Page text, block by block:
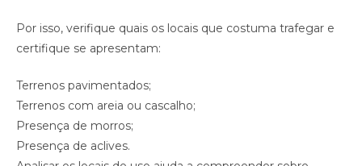
Por isso, verifique quais os locais que costuma trafegar e
certifique se apresentam:
Terrenos pavimentados;
Terrenos com areia ou cascalho;
Presença de morros;
Presença de aclives.